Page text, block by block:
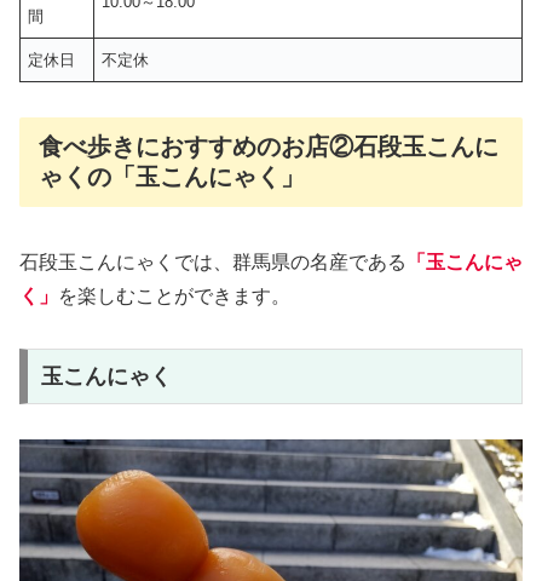
間
定休日 不定休
食べ歩きにおすすめのお店②石段玉こんに
ゃくの「玉こんにゃく」
石段玉こんにゃくでは、群馬県の名産である
「玉こんにゃ
く」 を楽しむことができます。
玉こんにゃく